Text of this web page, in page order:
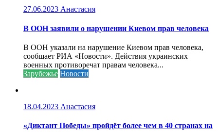
27.06.2023 Анастасия
В ООН заявили о нарушении Киевом прав человека
В ООН указали на нарушение Киевом прав человека,
сообщает РИА «Новости». Действия украинских
военных противоречат правам человека...
Зарубежье Новости
18.04.2023 Анастасия
«Диктант Победы» пройдёт более чем в 40 странах на